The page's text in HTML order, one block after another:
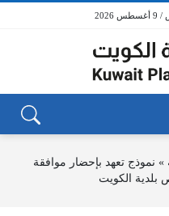
» نموذج تعهد بإحضار موافقة
بلدية الكويت